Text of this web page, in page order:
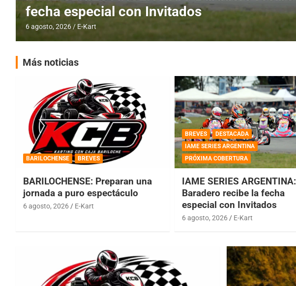
fecha con Invitados
4 agosto, 2026 E-Kart
Más noticias
BARILOCHENSE BREVES
BARILOCHENSE: Preparan una
jornada a puro espectáculo
6 agosto, 2026 E-Kart
BREVES
DESTACADA
IAME SERIES ARGENTINA
PRÓXIMA COBERTURA
IAME SERIES ARGENTINA:
Baradero recibe la fecha
especial con Invitados
6 agosto, 2026 E-Kart